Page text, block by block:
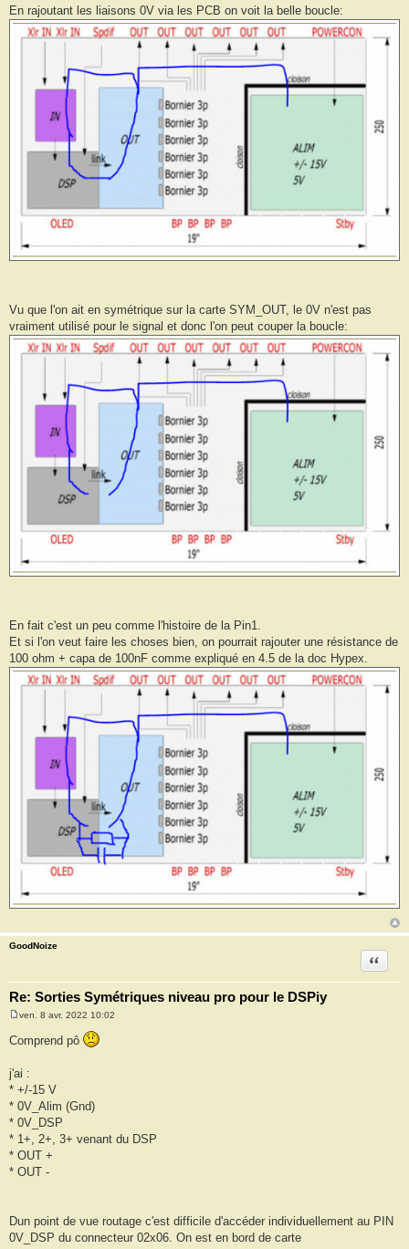
En rajoutant les liaisons 0V via les PCB on voit la belle boucle:
Vu que l'on ait en symétrique sur la carte SYM_OUT, le 0V n'est pas
vraiment utilisé pour le signal et donc l'on peut couper la boucle:
En fait c'est un peu comme l'histoire de la Pin1.
Et si l'on veut faire les choses bien, on pourrait rajouter une résistance de
100 ohm + capa de 100nF comme expliqué en 4.5 de la doc Hypex.
GoodNoize
Re: Sorties Symétriques niveau pro pour le DSPiy
Citation
s
a
g
e
ven. 8 avr. 2022 10:02
Comprend pô
j'ai :
* +/-15 V
* 0V_Alim (Gnd)
* 0V_DSP
* 1+, 2+, 3+ venant du DSP
* OUT +
* OUT -
Dun point de vue routage c'est difficile d'accéder individuellement au PIN
0V_DSP du connecteur 02x06. On est en bord de carte